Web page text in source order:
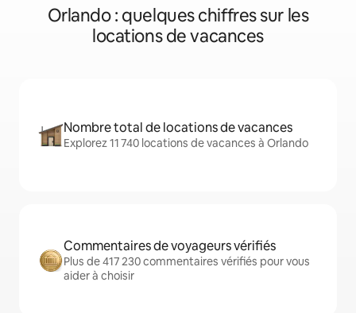
Orlando : quelques chiffres sur les
locations de vacances
Nombre total de locations de vacances
Explorez 11 740 locations de vacances à Orlando
Commentaires de voyageurs vérifiés
Plus de 417 230 commentaires vérifiés pour vous
aider à choisir